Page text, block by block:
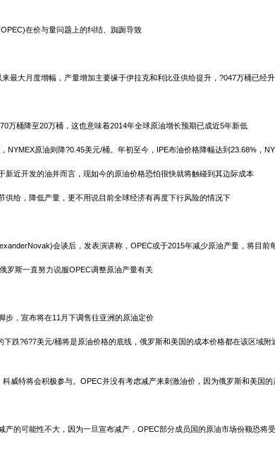
在价与量问题上的纠结、踟蹰导致
最大月度增幅，产量增加主要缘于伊拉克和利比亚供给提升，?047万桶已经
万桶降至20万桶，这也意味着2014年全球原油增长预期已成近5年新低
原油则降?0.45美元/桶。年初至今，IPE布油价格降幅达到23.68%，
近开发的油井而言，现如今的原油价格恐怕很快就将触碰到其边际成本
给，降低产量，更不用说目前全球经济有再度下行风险的情况下
会谈后，发表演讲称，OPEC或于2015年减少原油产量，将目
罗斯一直努力说服OPEC调整原油产量有关
步，宣布将在11月下调售往亚洲的原油定价
跌?6?7美元/桶将是原油价格的底线，俄罗斯和美国的成本价格都在该区域
威特将会积极参与。OPEC并没有考虑减产来刺激油价，因为俄罗斯和美国
的可能性不大，因为一旦宣布减产，OPEC部分成员国的原油市场份额恐将